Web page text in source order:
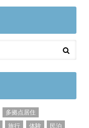
多拠点居住
旅行 体験 民泊